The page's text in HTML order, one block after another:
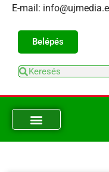
E-mail:
Belépés